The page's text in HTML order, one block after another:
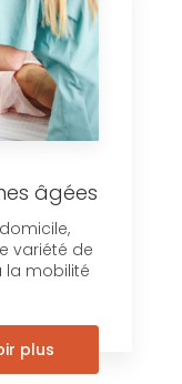
âgées
variété de
la mobilité
plus